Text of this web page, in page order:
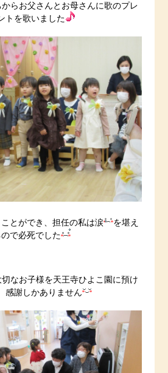
らお父さんとお母さんに歌のプレ
トを歌いました
とができ、担任の私は涙
を堪え
ので必死でした
なお子様を天王寺ひよこ園に預け
感謝しかありません